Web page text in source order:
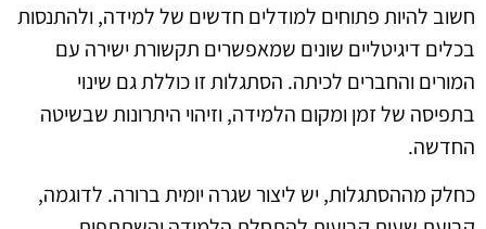
חשוב להיות פתוחים למודלים חדשים של למידה, ולהתנסות
בכלים דיגיטליים שונים שמאפשרים תקשורת ישירה עם
המורים והחברים לכיתה. הסתגלות זו כוללת גם שינוי
בתפיסה של זמן ומקום הלמידה, וזיהוי היתרונות שבשיטה
החדשה.
כחלק מההסתגלות, יש ליצור שגרה יומית ברורה. לדוגמה,